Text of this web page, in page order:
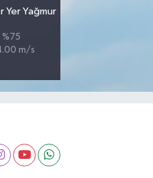
Yer Yağmur
%75
m/s